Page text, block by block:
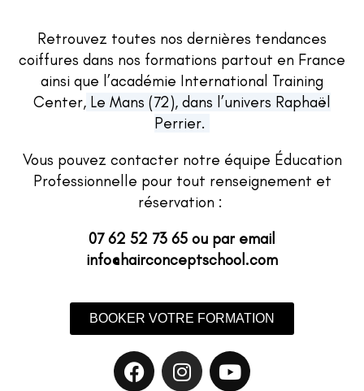
Retrouvez toutes nos dernières tendances
coiffures dans nos formations partout en France
ainsi que l’académie International Training
Center, Le Mans (72), dans l’univers Raphaël
Perrier.
Vous pouvez contacter notre équipe Éducation
Professionnelle pour tout renseignement et
réservation :
07 62 52 73 65 ou par email
info@hairconceptschool.com
BOOKER VOTRE FORMATION
F
a
I
n
Y
o